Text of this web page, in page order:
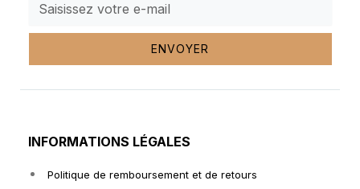
ENVOYER
INFORMATIONS LÉGALES
Politique de remboursement et de retours